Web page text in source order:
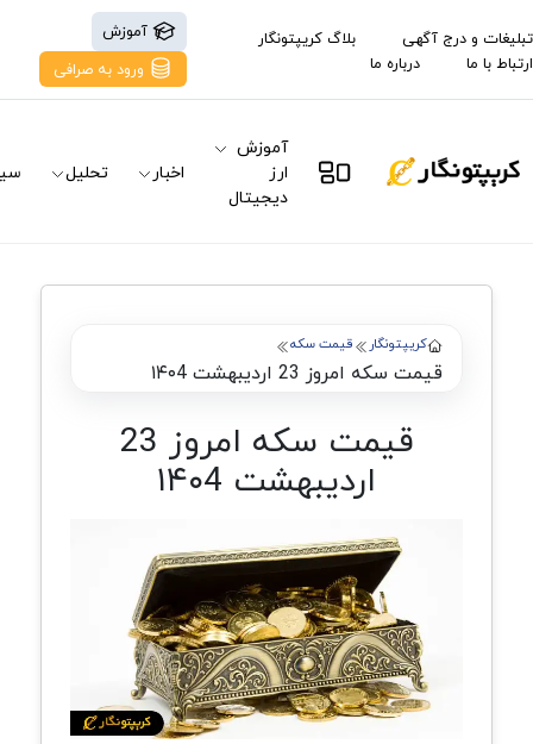
تبلیغات و درج آگهی
بلاگ کریپتونگار
ارتباط با ما
درباره ما
آموزش
ورود به صرافی
آموزش
ارز
دیجیتال
اخبار تحلیل
کریپتونگار قیمت سکه
قیمت سکه امروز 23 اردیبهشت ۱۴۰4
قیمت سکه امروز 23
اردیبهشت ۱۴۰4